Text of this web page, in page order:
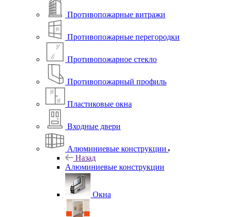
Противопожарные витражи
Противопожарные перегородки
Противопожарное стекло
Противопожарный профиль
Пластиковые окна
Входные двери
Алюминиевые конструкции
Назад
Алюминиевые конструкции
Окна